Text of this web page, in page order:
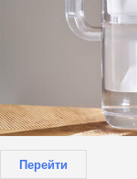
Перейти